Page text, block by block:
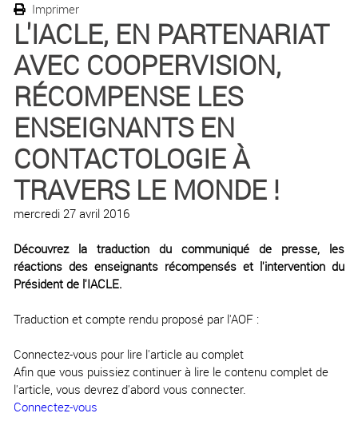
Imprimer
L'IACLE, EN PARTENARIAT
AVEC COOPERVISION,
RÉCOMPENSE LES
ENSEIGNANTS EN
CONTACTOLOGIE À
TRAVERS LE MONDE !
mercredi 27 avril 2016
Découvrez la traduction du communiqué de presse, les
réactions des enseignants récompensés et l'intervention du
Président de l'IACLE.
Traduction et compte rendu proposé par l'AOF :
Connectez-vous pour lire l'article au complet
Afin que vous puissiez continuer à lire le contenu complet de
l'article, vous devrez d'abord vous connecter.
Connectez-vous